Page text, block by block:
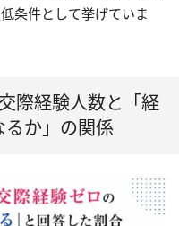
条件として挙げていま
際経験人数と「経
か」の関係